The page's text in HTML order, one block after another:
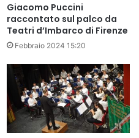
Giacomo Puccini
raccontato sul palco da
Teatri d’Imbarco di Firenze
Febbraio 2024 15:20